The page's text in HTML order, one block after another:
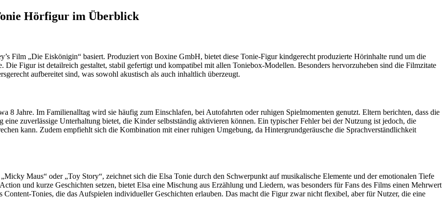
Hörfigur im Überblick
Film „Die Eiskönigin“ basiert. Produziert von Boxine GmbH, bietet diese Tonie-Figur kindgerecht produzierte Hörinhalte rund um die
Die Figur ist detailreich gestaltet, stabil gefertigt und kompatibel mit allen Toniebox-Modellen. Besonders hervorzuheben sind die Filmzitate
aufbereitet sind, was sowohl akustisch als auch inhaltlich überzeugt.
8 Jahre. Im Familienalltag wird sie häufig zum Einschlafen, bei Autofahrten oder ruhigen Spielmomenten genutzt. Eltern berichten, dass die
zuverlässige Unterhaltung bietet, die Kinder selbstständig aktivieren können. Ein typischer Fehler bei der Nutzung ist jedoch, die
kann. Zudem empfiehlt sich die Kombination mit einer ruhigen Umgebung, da Hintergrundgeräusche die Sprachverständlichkeit
Maus“ oder „Toy Story“, zeichnet sich die Elsa Tonie durch den Schwerpunkt auf musikalische Elemente und der emotionalen Tiefe
und kurze Geschichten setzen, bietet Elsa eine Mischung aus Erzählung und Liedern, was besonders für Fans des Films einen Mehrwert
Tonies, die das Aufspielen individueller Geschichten erlauben. Das macht die Figur zwar nicht flexibel, aber für Nutzer, die eine